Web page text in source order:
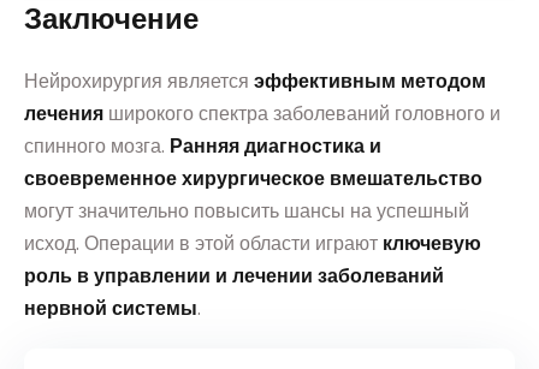
Заключение
Нейрохирургия является эффективным методом
лечения широкого спектра заболеваний головного и
спинного мозга. Ранняя диагностика и
своевременное хирургическое вмешательство
могут значительно повысить шансы на успешный
исход. Операции в этой области играют ключевую
роль в управлении и лечении заболеваний
нервной системы.